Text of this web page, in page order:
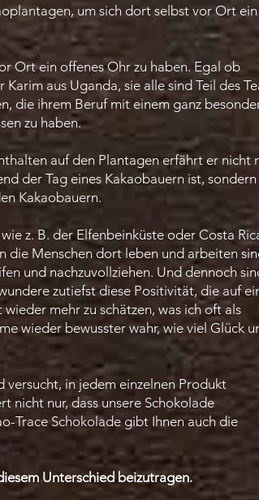
um sich dort selbst vor Ort
Ort ein offenes Ohr zu haben. Egal ob
aus Uganda, sie alle sind Teil des
die ihrem Beruf mit einem ganz
zu haben.
auf den Plantagen erfährt er nicht
der Tag eines Kakaobauern ist,
Kakaobauern.
z. B. der Elfenbeinküste oder Costa
die Menschen dort leben und arbeiten
und nachzuvollziehen. Und dennoch
zutiefst diese Positivität, die auf
mehr zu schätzen, was ich oft als
wieder bewusster wahr, wie viel Glück
versucht, in jedem einzelnen Produkt
nicht nur, dass unsere Schokolade
Trace Schokolade gibt Ihnen auch die
Unterschied beizutragen.